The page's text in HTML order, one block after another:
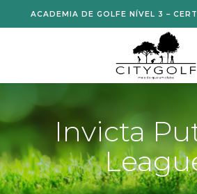
ACADEMIA DE GOLFE NÍVEL 3 –
Invicta